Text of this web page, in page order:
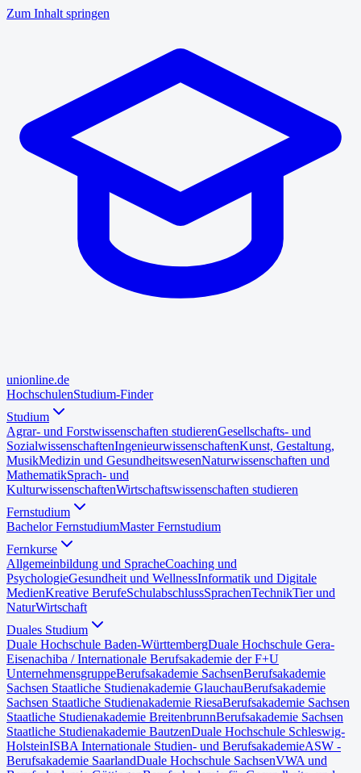
Zum Inhalt springen
unionline.de
HochschulenStudium-Finder
Studium
Agrar- und Forstwissenschaften studierenGesellschafts- und
SozialwissenschaftenIngenieurwissenschaftenKunst, Gestaltung,
MusikMedizin und GesundheitswesenNaturwissenschaften und
MathematikSprach- und
KulturwissenschaftenWirtschaftswissenschaften studieren
Fernstudium
Bachelor FernstudiumMaster Fernstudium
Fernkurse
Allgemeinbildung und SpracheCoaching und
PsychologieGesundheit und WellnessInformatik und Digitale
MedienKreative BerufeSchulabschlussSprachenTechnikTier und
NaturWirtschaft
Duales Studium
Duale Hochschule Baden-WürttembergDuale Hochschule Gera-
Eisenachiba / Internationale Berufsakademie der F+U
UnternehmensgruppeBerufsakademie SachsenBerufsakademie
Sachsen Staatliche Studienakademie GlauchauBerufsakademie
Sachsen Staatliche Studienakademie RiesaBerufsakademie Sachsen
Staatliche Studienakademie BreitenbrunnBerufsakademie Sachsen
Staatliche Studienakademie BautzenDuale Hochschule Schleswig-
HolsteinISBA Internationale Studien- und BerufsakademieASW -
Berufsakademie SaarlandDuale Hochschule SachsenVWA und